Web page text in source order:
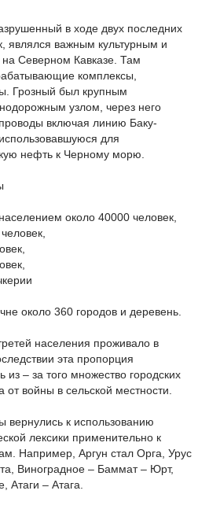
в ходе двух последних
являлся важным культурным и
Северном Кавказе. Там
комплексы,
Грозный был крупным
узлом, через него
включая линию Баку-
для
нефть к Черному морю.
около 40000 человек,
около 360 городов и деревень.
населения проживало в
эта пропорция
из – за того множество городских
войны в сельской местности.
вернулись к использованию
лексики применительно к
Например, Аргун стал Орга, Урус
Виноградное – Баммат – Юрт,
Атаги – Атага.